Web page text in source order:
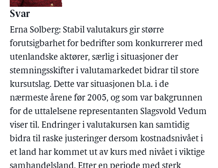
Svar
Erna Solberg: Stabil valutakurs gir større
forutsigbarhet for bedrifter som konkurrerer med
utenlandske aktører, særlig i situasjoner der
stemningsskifter i valutamarkedet bidrar til store
kursutslag. Dette var situasjonen bl.a. i de
nærmeste årene før 2005, og som var bakgrunnen
for de uttalelsene representanten Slagsvold Vedum
viser til. Endringer i valutakursen kan samtidig
bidra til raske justeringer dersom kostnadsnivået i
et land har kommet ut av kurs med nivået i viktige